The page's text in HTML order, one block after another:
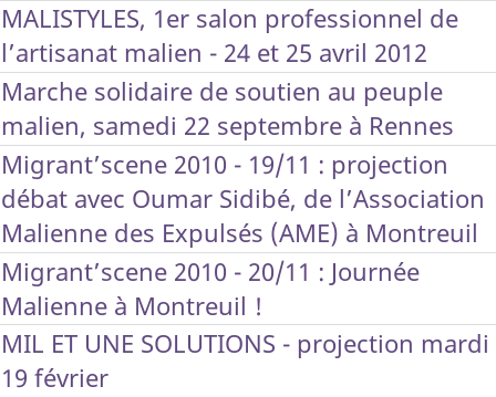
MALISTYLES, 1er salon professionnel de
l’artisanat malien - 24 et 25 avril 2012
Marche solidaire de soutien au peuple
malien, samedi 22 septembre à Rennes
Migrant’scene 2010 - 19/11 : projection
débat avec Oumar Sidibé, de l’Association
Malienne des Expulsés (AME) à Montreuil
Migrant’scene 2010 - 20/11 : Journée
Malienne à Montreuil !
MIL ET UNE SOLUTIONS - projection mardi
19 février